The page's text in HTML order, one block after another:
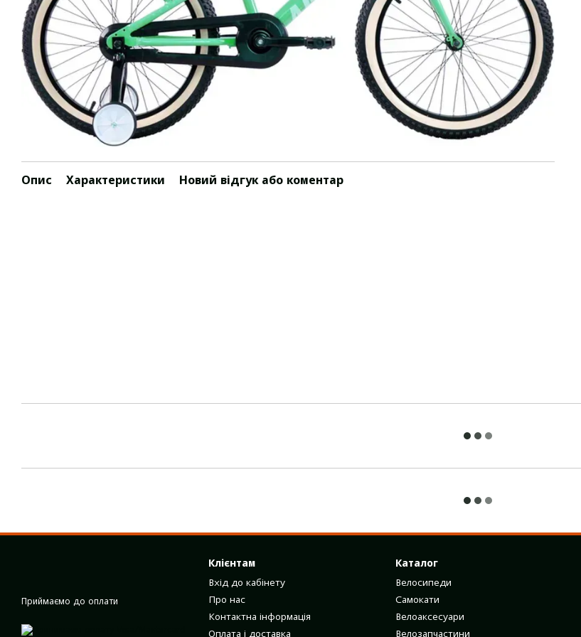
Опис Характеристики Новий відгук або коментар
Приймаємо до оплати
Клієнтам
Вхід до кабінету
Про нас
Контактна інформація
Оплата і доставка
Каталог
Велосипеди
Самокати
Велоаксесуари
Велозапчастини